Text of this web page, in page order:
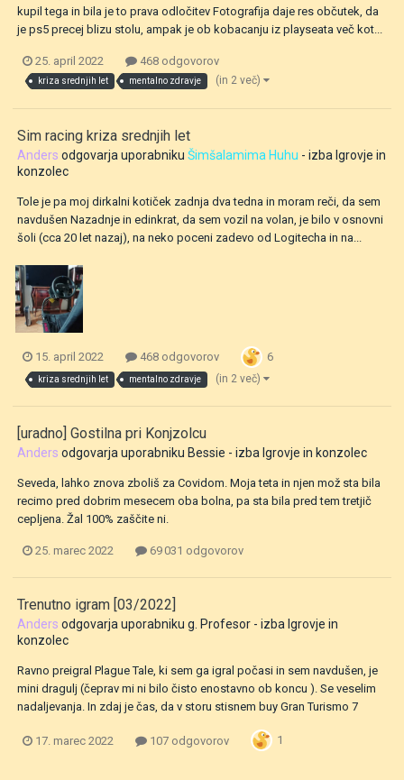
kupil tega in bila je to prava odločitev Fotografija daje res občutek, da
je ps5 precej blizu stolu, ampak je ob kobacanju iz playseata več kot...
25. april 2022 468 odgovorov
kriza srednjih let mentalno zdravje (in 2 več)
Sim racing kriza srednjih let
Anders odgovarja uporabniku Šimšalamima Huhu - izba Igrovje in
konzolec
Tole je pa moj dirkalni kotiček zadnja dva tedna in moram reči, da sem
navdušen Nazadnje in edinkrat, da sem vozil na volan, je bilo v osnovni
šoli (cca 20 let nazaj), na neko poceni zadevo od Logitecha in na...
15. april 2022 468 odgovorov 6
kriza srednjih let mentalno zdravje (in 2 več)
[uradno] Gostilna pri Konjzolcu
Anders odgovarja uporabniku Bessie - izba Igrovje in konzolec
Seveda, lahko znova zboliš za Covidom. Moja teta in njen mož sta bila
recimo pred dobrim mesecem oba bolna, pa sta bila pred tem tretjič
cepljena. Žal 100% zaščite ni.
25. marec 2022 69 031 odgovorov
Trenutno igram [03/2022]
Anders odgovarja uporabniku g. Profesor - izba Igrovje in
konzolec
Ravno preigral Plague Tale, ki sem ga igral počasi in sem navdušen, je
mini dragulj (čeprav mi ni bilo čisto enostavno ob koncu ). Se veselim
nadaljevanja. In zdaj je čas, da v storu stisnem buy Gran Turismo 7
17. marec 2022 107 odgovorov 1